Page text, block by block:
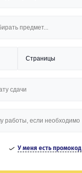
У меня есть промокод